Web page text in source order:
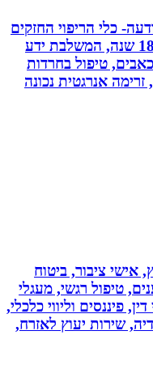
כלי הריפוי החזקים
בעולם!!! נטורופתית כ-18 שנה, המשלבת ידע
טיפול בחרדות
אנרגטית נכונה
ציבור, ביטוח
טיפול רגשי, מעגלי
וליווי כלכלי,
שירות יעוץ לאזרח,